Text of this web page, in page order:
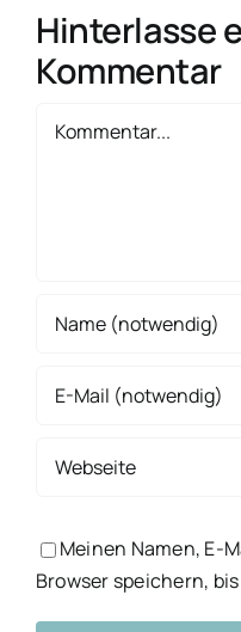
Hinterlasse
Kommentar
Meinen Namen, E-
Browser speichern,